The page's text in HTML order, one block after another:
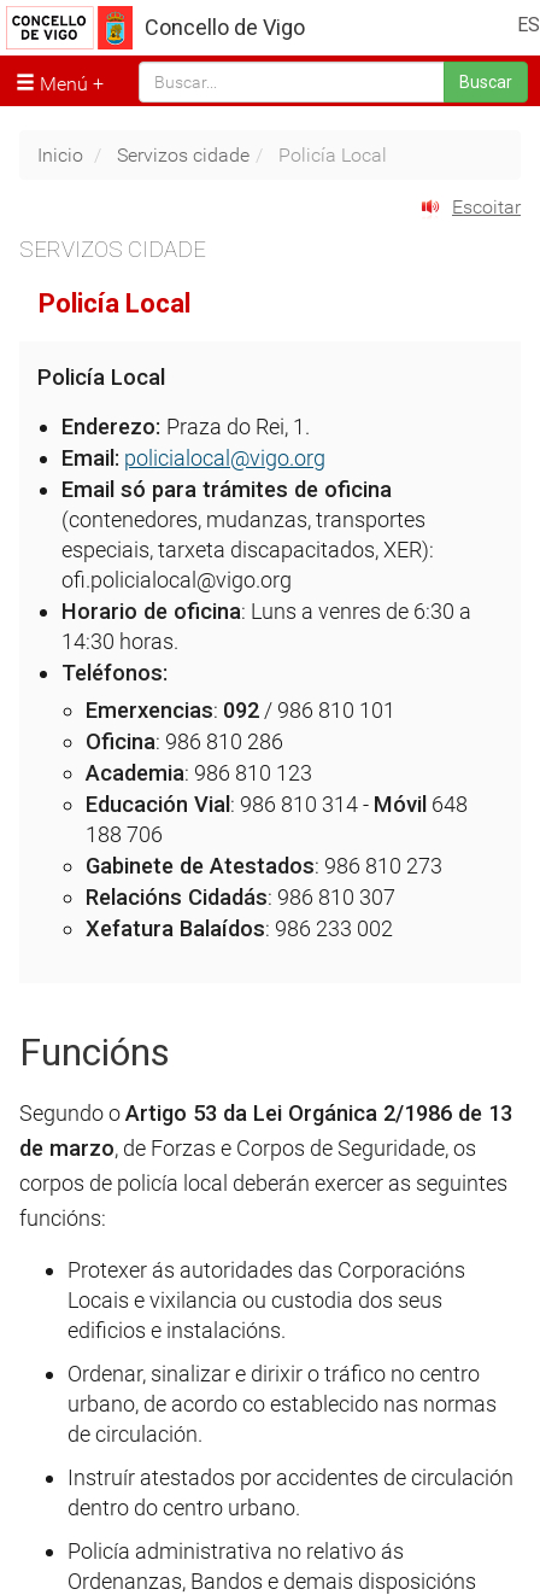
ES
Concello de Vigo
Menú Buscar
Inicio Servizos cidade Policía Local
Escoitar
SERVIZOS CIDADE
Policía Local
Policía Local
Enderezo: Praza do Rei, 1.
Email: policialocal@vigo.org
Email só para trámites de oficina
(contenedores, mudanzas, transportes
especiais, tarxeta discapacitados, XER):
ofi.policialocal@vigo.org
Horario de oficina: Luns a venres de 6:30 a
14:30 horas.
Teléfonos:
Emerxencias: 092 / 986 810 101
Oficina: 986 810 286
Academia: 986 810 123
Educación Vial : 986 810 314 - Móvil 648
188 706
Gabinete de Atestados: 986 810 273
Relacións Cidadás: 986 810 307
Xefatura Balaídos: 986 233 002
Funcións
Segundo oArtigo 53 da Lei Orgánica 2/1986 de 13
de marzo, de Forzas e Corpos de Seguridade, os
corpos de policía local deberán exercer as seguintes
funcións:
Protexer ás autoridades das Corporacións
Locais e vixilancia ou custodia dos seus
edificios e instalacións.
Ordenar, sinalizar e dirixir o tráfico no centro
urbano, de acordo co establecido nas normas
de circulación.
Instruír atestados por accidentes de circulación
dentro do centro urbano.
Policía administrativa no relativo ás
Ordenanzas, Bandos e demais disposicións